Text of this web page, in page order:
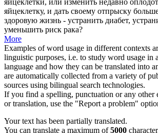
яйцеклетки, или изменить недавно
яйцеклетку, и дать своему отпрыску
здоровую жизнь - устранить диабет,
уменьшить риск рака?
More
Examples of word usage in different contexts
linguistic purposes, i.e. to study word usage in
language and how they can be translated into
are automatically collected from a variety of
sources using bilingual search technologies.
If you find a spelling, punctuation or any other
or translation, use the "Report a problem"
Your text has been partially translated.
You can translate a maximum of5000